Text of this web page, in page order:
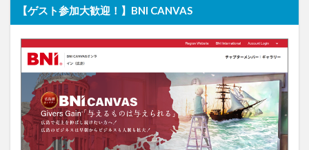
【ゲスト参加大歓迎！】BNI CANVAS